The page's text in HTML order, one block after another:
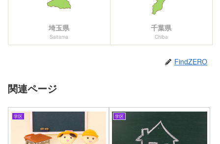
埼玉県
Saitama
千葉県
Chiba
FindZERO
関連ページ
学区 学区